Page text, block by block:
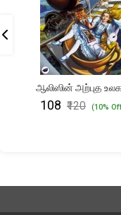
ஆலிஸின் அற்புத
₹108 ₹120 (10%